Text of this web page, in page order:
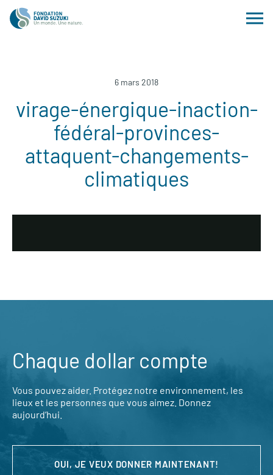
6 mars 2018
virage-énergique-inaction-
fédéral-provinces-
attaquent-changements-
climatiques
Chaque dollar compte
Vous pouvez aider. Protégez notre environnement, les
lieux et les personnes que vous aimez. Donnez
aujourd’hui.
OUI, JE VEUX DONNER MAINTENANT!